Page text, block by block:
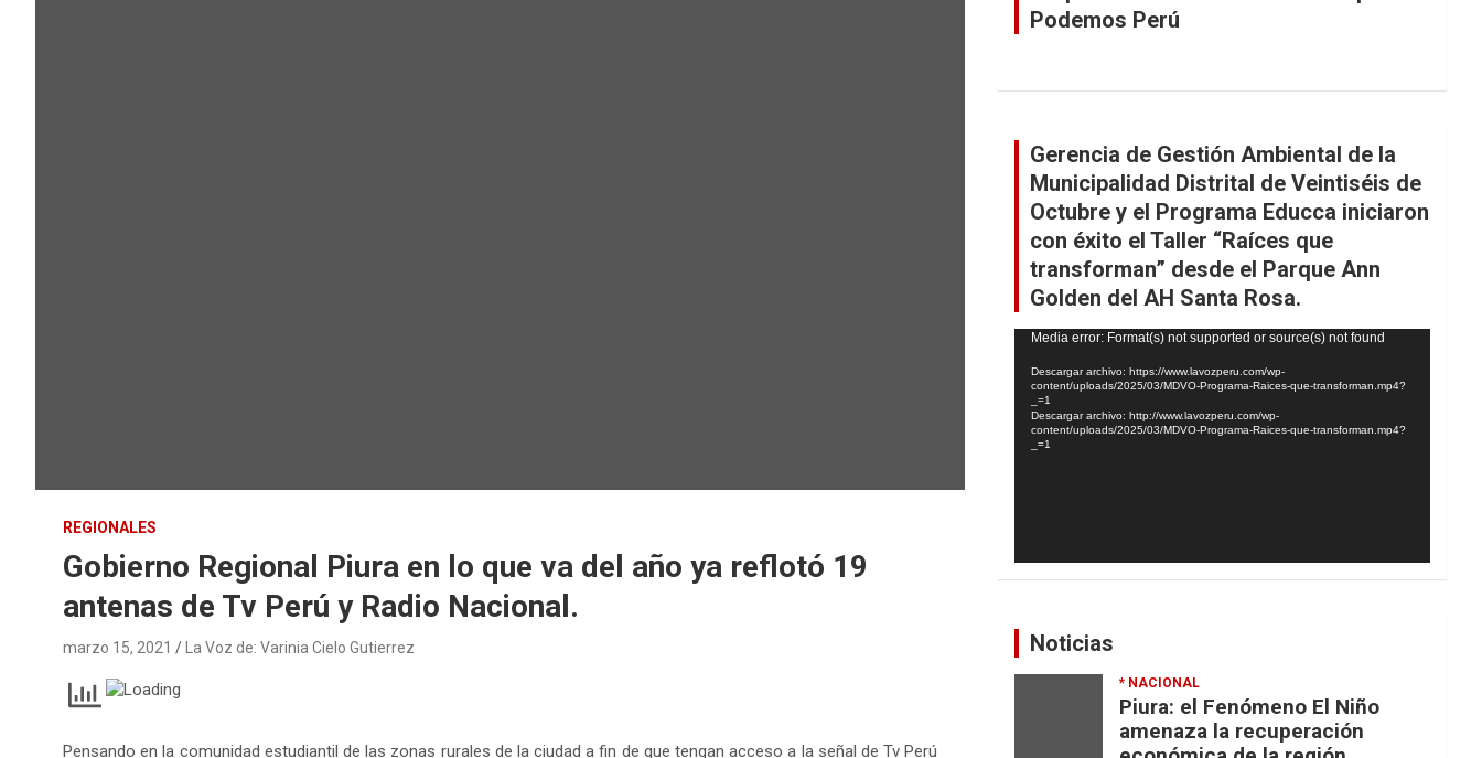
REGIONALES
Gobierno Regional Piura en lo que va del año ya reflotó 19
antenas de Tv Perú y Radio Nacional.
marzo 15, 2021 La Voz de: Varinia Cielo Gutierrez
Pensando en la comunidad estudiantil de las zonas rurales de la ciudad a fin de que tengan acceso a la señal de Tv Perú
Podemos Perú
Gerencia de Gestión Ambiental de la
Municipalidad Distrital de Veintiséis de
Octubre y el Programa Educca iniciaron
con éxito el Taller “Raíces que
transforman” desde el Parque Ann
Golden del AH Santa Rosa.
Reproductor
vídeo
Media error: Format(s) not supported or source(s) not found
Descargar archivo: https://www.lavozperu.com/wp-
content/uploads/2025/03/MDVO-Programa-Raices-que-transforman.mp4?
_=1
Descargar archivo: http://www.lavozperu.com/wp-
content/uploads/2025/03/MDVO-Programa-Raices-que-transforman.mp4?
_=1
Noticias
* NACIONAL
Piura: el Fenómeno El Niño
amenaza la recuperación